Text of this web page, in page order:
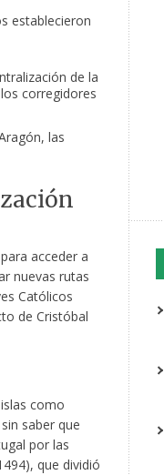
establecieron
de la
corregidores
las
acceder a
nuevas rutas
Católicos
de Cristóbal
como
saber que
por las
que dividió